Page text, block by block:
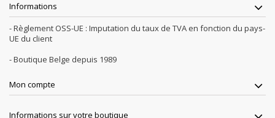
Informations
- Règlement OSS-UE : Imputation du taux de TVA en fonction du pays-
UE du client
- Boutique Belge depuis 1989
Mon compte
Informations sur votre boutique